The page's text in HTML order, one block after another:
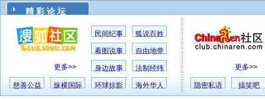
精 彩 论 坛
更多>>
民间纪事 狐说百姓
看图说事 自由地带
身边故事 法制经纬
慈善公益 纵横国际 环球掠影 海外华人
更多>>
隐密私语 搞笑吧